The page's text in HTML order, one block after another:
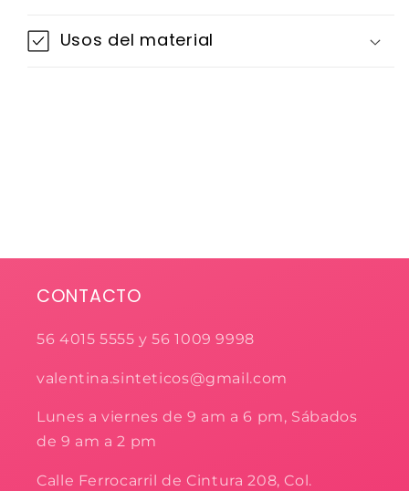
Usos del material
CONTACTO
56 4015 5555 y 56 1009 9998
valentina.sinteticos@gmail.com
Lunes a viernes de 9 am a 6 pm, Sábados
de 9 am a 2 pm
Calle Ferrocarril de Cintura 208, Col.